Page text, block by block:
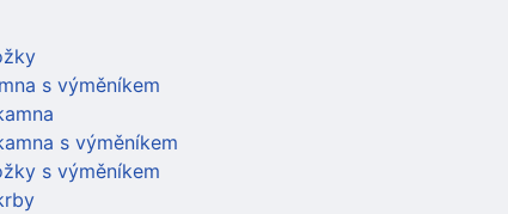
s výměníkem
s výměníkem
s výměníkem